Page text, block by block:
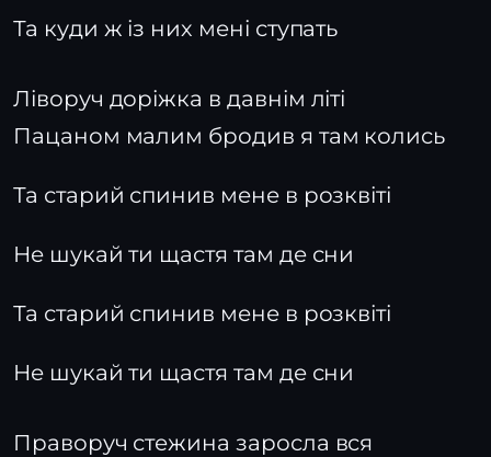
Та куди ж із них мені ступать
Ліворуч доріжка в давнім літі
Пацаном малим бродив я там колись
Та старий спинив мене в розквіті
Не шукай ти щастя там де сни
Та старий спинив мене в розквіті
Не шукай ти щастя там де сни
Праворуч стежина заросла вся